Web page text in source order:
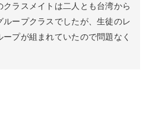
クラスメイトは二人とも台湾から
ープクラスでしたが、生徒のレ
プが組まれていたので問題なく